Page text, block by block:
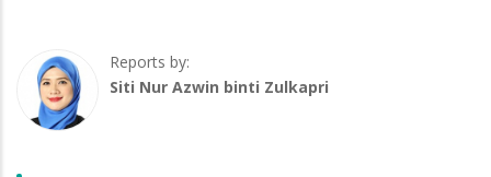
Reports by:
Siti Nur Azwin binti Zulkapri